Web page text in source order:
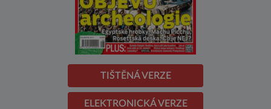
TIŠTĚNÁ VERZE
ELEKTRONICKÁ VERZE